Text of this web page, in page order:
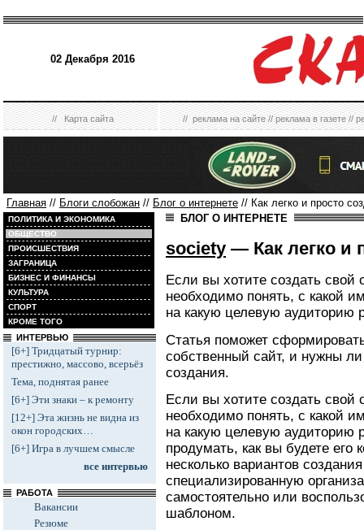
02 Декабря 2016
//Карта сайта //реклама на сайте//реклама в газете//
Главная // Блоги слобожан // Блог о интернете // Как легко и просто
ПОЛИТИКА И ЭКОНОМИКА
ОБЩЕСТВО
ПРОИСШЕСТВИЯ
ЗАГРАНИЦА
БИЗНЕС И ФИНАНСЫ
КУЛЬТУРА
СПОРТ
КРОМЕ ТОГО
ИНТЕРВЬЮ
[6+] Тридцатый турнир:
престижно, массово, всерьёз
Тема, поднятая ранее
[6+] Эти знаки – к ремонту
[12+] Эта жизнь не видна из
окон городских…
[6+] Игра в лучшем смысле
все интервью
РАБОТА
Вакансии
Резюме
БЛОГ О ИНТЕРНЕТЕ
society — Как легко и
Если вы хотите создать свой
необходимо понять, с какой
на какую целевую аудиторию
Статья поможет
собственный сайт, и нужны
создания.
Если вы хотите создать свой
необходимо понять, с какой
на какую целевую аудиторию
продумать, как вы будете его
несколько вариантов
специализированную
самостоятельно или
шаблоном.